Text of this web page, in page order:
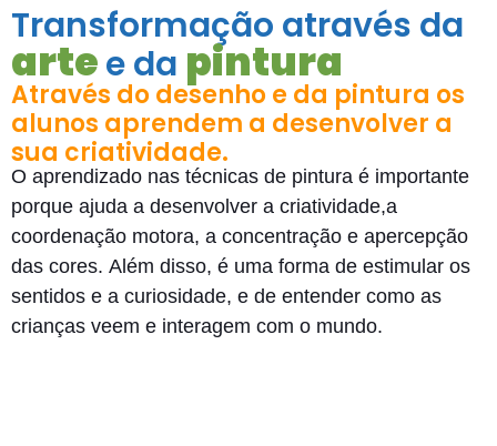
Transformação através da
artee da pintura
Através do desenho e da pintura os
alunos aprendem a desenvolver a
sua criatividade.
O aprendizado nas técnicas de pintura é importante
porque ajuda a desenvolver a criatividade,a
coordenação motora, a concentração e apercepção
das cores. Além disso, é uma forma de estimular os
sentidos e a curiosidade, e de entender como as
crianças veem e interagem com o mundo.